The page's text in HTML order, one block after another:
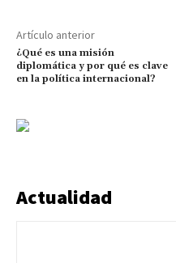
Artículo anterior
¿Qué es una misión
diplomática y por qué es clave
en la política internacional?
Actualidad